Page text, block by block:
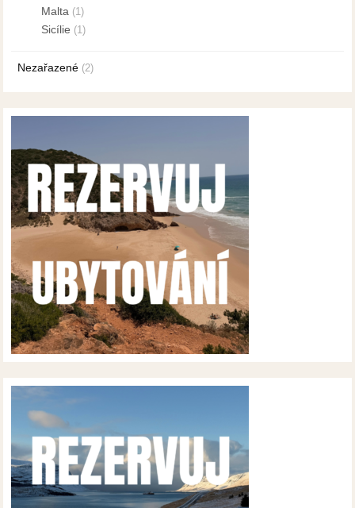
Malta (1)
Sicílie (1)
Nezařazené (2)